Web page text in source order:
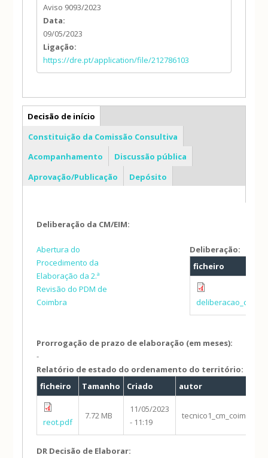
Aviso 9093/2023
Data:
09/05/2023
Ligação:
https://dre.pt/application/file/212786103
PDM
Decisão de início
Constituição da Comissão Consultiva
Acompanhamento
Discussão pública
Aprovação/Publicação
Depósito
Deliberação da CM/EIM:
Abertura do
Procedimento da
Elaboração da 2.ª
Revisão do PDM de
Coimbra
Deliberação:
ficheiro
Prorrogação de prazo de elaboração (em meses):
-
Relatório de estado do ordenamento do território:
ficheiro
Tamanho Criado autor
reot.pdf
7.72 MB
11/05/2023
- 11:19
tecnico1_cm_coimbra
DR Decisão de Elaborar: